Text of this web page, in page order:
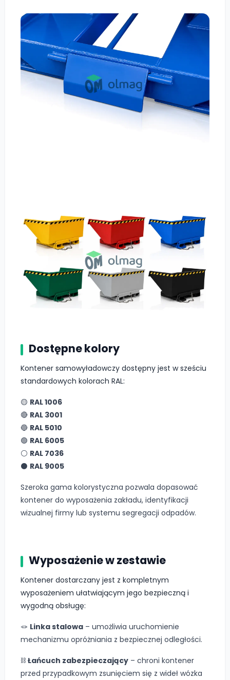
Dostępne kolory
Kontener samowyładowczy dostępny jest w sześciu
standardowych kolorach RAL:
🟡 RAL 1006
🔴 RAL 3001
🔵 RAL 5010
🟢 RAL 6005
⚪ RAL 7036
⚫ RAL 9005
Szeroka gama kolorystyczna pozwala dopasować
kontener do wyposażenia zakładu, identyfikacji
wizualnej firmy lub systemu segregacji odpadów.
Wyposażenie w zestawie
Kontener dostarczany jest z kompletnym
wyposażeniem ułatwiającym jego bezpieczną i
wygodną obsługę:
🪢 Linka stalowa – umożliwia uruchomienie
mechanizmu opróżniania z bezpiecznej odległości.
⛓️ Łańcuch zabezpieczający – chroni kontener
przed przypadkowym zsunięciem się z wideł wózka